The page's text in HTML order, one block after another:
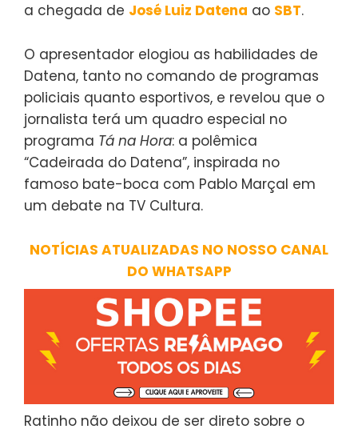
a chegada de José Luiz Datena ao SBT.
O apresentador elogiou as habilidades de
Datena, tanto no comando de programas
policiais quanto esportivos, e revelou que o
jornalista terá um quadro especial no
programa Tá na Hora: a polêmica
“Cadeirada do Datena”, inspirada no
famoso bate-boca com Pablo Marçal em
um debate na TV Cultura.
NOTÍCIAS ATUALIZADAS NO NOSSO CANAL
DO WHATSAPP
Ratinho não deixou de ser direto sobre o